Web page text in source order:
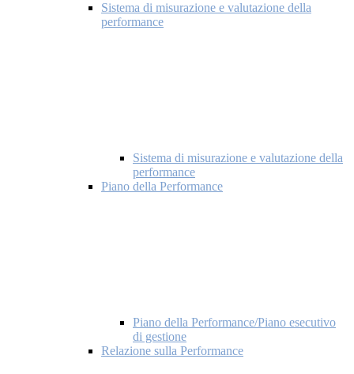
Sistema di misurazione e valutazione della
performance
Sistema di misurazione e valutazione della
performance
Piano della Performance
Piano della Performance/Piano esecutivo
di gestione
Relazione sulla Performance